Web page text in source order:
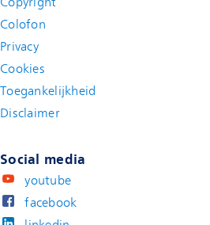
Colofon
Privacy
Cookies
Toegankelijkheid
Disclaimer(new window)
Social media
youtube
facebook